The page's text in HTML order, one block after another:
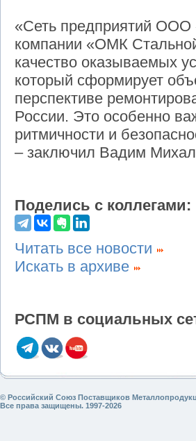
«Сеть предприятий
компании «ОМК
качество оказываемых
который сформирует
перспективе
России. Это особенно
ритмичности и
– заключил Вадим
Поделись с коллегами:
Читать все новости
Искать в архиве
РСПМ в социальных
© Российский Союз Поставщиков
Все права защищены. 1997-2026